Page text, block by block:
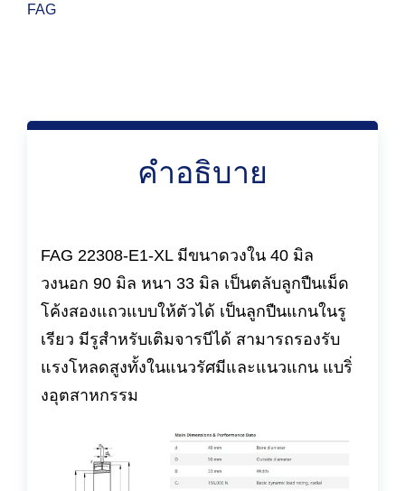
FAG
คำอธิบาย
FAG 22308-E1-XL มีขนาดวงใน 40 มิล
วงนอก 90 มิล หนา 33 มิล เป็นตลับลูกปืนเม็ด
โค้งสองแถวแบบให้ตัวได้ เป็นลูกปืนแกนในรู
เรียว มีรูสำหรับเติมจารบีได้ สามารถรองรับ
แรงโหลดสูงทั้งในแนวรัศมีและแนวแกน แบริ่
งอุตสาหกรรม